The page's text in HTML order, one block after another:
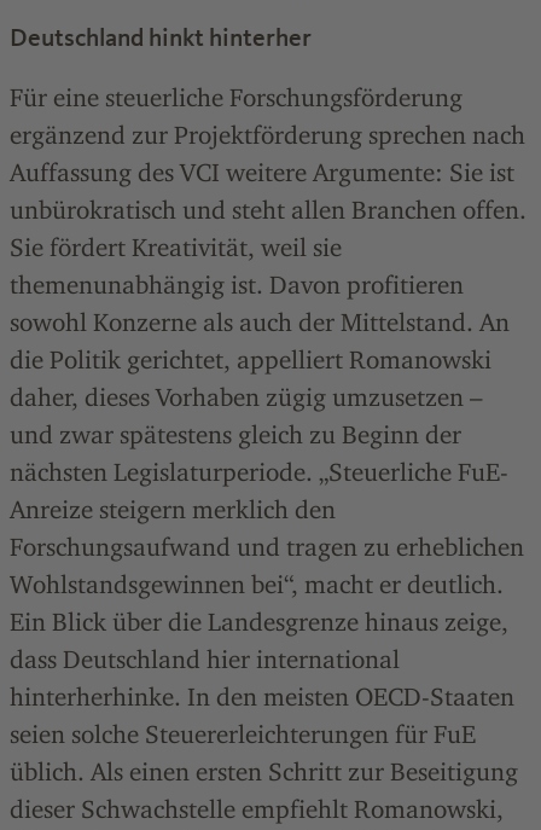
Deutschland hinkt hinterher
Für eine steuerliche Forschungsförderung
ergänzend zur Projektförderung sprechen nach
Auffassung des VCI weitere Argumente: Sie ist
unbürokratisch und steht allen Branchen offen.
Sie fördert Kreativität, weil sie
themenunabhängig ist. Davon profitieren
sowohl Konzerne als auch der Mittelstand. An
die Politik gerichtet, appelliert Romanowski
daher, dieses Vorhaben zügig umzusetzen –
und zwar spätestens gleich zu Beginn der
nächsten Legislaturperiode. „Steuerliche FuE-
Anreize steigern merklich den
Forschungsaufwand und tragen zu erheblichen
Wohlstandsgewinnen bei“, macht er deutlich.
Ein Blick über die Landesgrenze hinaus zeige,
dass Deutschland hier international
hinterherhinke. In den meisten OECD-Staaten
seien solche Steuererleichterungen für FuE
üblich. Als einen ersten Schritt zur Beseitigung
dieser Schwachstelle empfiehlt Romanowski,